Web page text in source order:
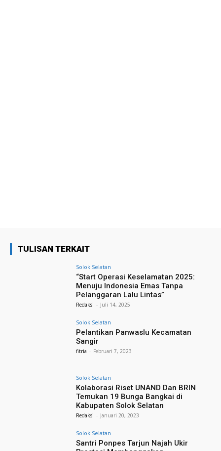
TULISAN TERKAIT
Solok Selatan
“Start Operasi Keselamatan 2025:
Menuju Indonesia Emas Tanpa
Pelanggaran Lalu Lintas”
Redaksi - Juli 14, 2025
Solok Selatan
Pelantikan Panwaslu Kecamatan
Sangir
fitria - Februari 7, 2023
Solok Selatan
Kolaborasi Riset UNAND Dan BRIN
Temukan 19 Bunga Bangkai di
Kabupaten Solok Selatan
Redaksi - Januari 20, 2023
Solok Selatan
Santri Ponpes Tarjun Najah Ukir